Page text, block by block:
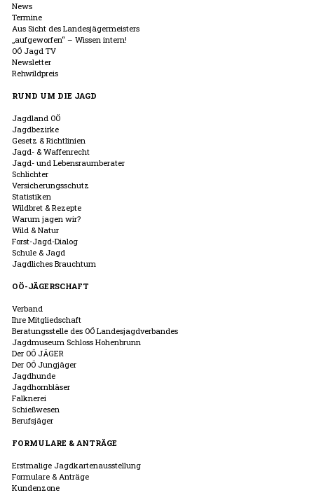
News
Termine
Aus Sicht des Landesjägermeisters
„aufgeworfen“ – Wissen intern!
OÖ Jagd TV
Newsletter
Rehwildpreis
RUND UM DIE JAGD
Jagdland OÖ
Jagdbezirke
Gesetz & Richtlinien
Jagd- & Waffenrecht
Jagd- und Lebensraumberater
Schlichter
Versicherungsschutz
Statistiken
Wildbret & Rezepte
Warum jagen wir?
Wild & Natur
Forst-Jagd-Dialog
Schule & Jagd
Jagdliches Brauchtum
OÖ-JÄGERSCHAFT
Verband
Ihre Mitgliedschaft
Beratungsstelle des OÖ Landesjagdverbandes
Jagdmuseum Schloss Hohenbrunn
Der OÖ JÄGER
Der OÖ Jungjäger
Jagdhunde
Jagdhornbläser
Falknerei
Schießwesen
Berufsjäger
FORMULARE & ANTRÄGE
Erstmalige Jagdkartenausstellung
Formulare & Anträge
Kundenzone